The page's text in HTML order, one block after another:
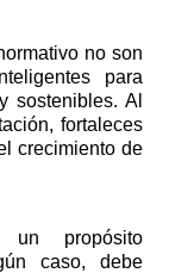
no son
para
sostenibles. Al
fortaleces
crecimiento de
un propósito
caso, debe